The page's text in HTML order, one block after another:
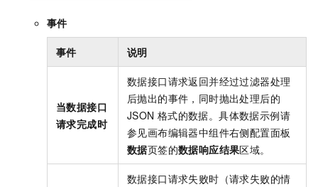
事件
事件 说明
当数据接口
请求完成时
数据接口请求返回并经过过滤器处理
后抛出的事件，同时抛出处理后的
JSON 格式的数据。具体数据示例请
参见画布编辑器中组件右侧配置面板
数据页签的数据响应结果区域。
数据接口请求失败时（请求失败的情